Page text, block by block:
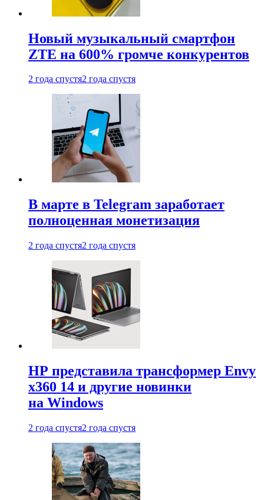
Новый музыкальный смартфон
ZTE на 600% громче конкурентов
2 года спустя2 года спустя
В марте в Telegram заработает
полноценная монетизация
2 года спустя2 года спустя
HP представила трансформер Envy
x360 14 и другие новинки
на Windows
2 года спустя2 года спустя